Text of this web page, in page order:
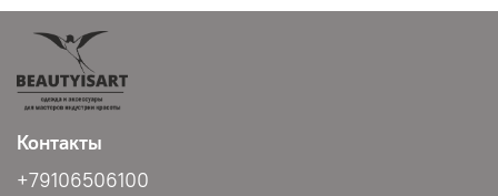
Контакты
+79106506100